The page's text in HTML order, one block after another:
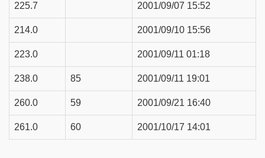
225.7 2001/09/07 15:52
214.0 2001/09/10 15:56
223.0 2001/09/11 01:18
238.0 85 2001/09/11 19:01
260.0 59 2001/09/21 16:40
261.0 60 2001/10/17 14:01